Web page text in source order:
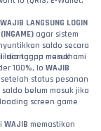
WAJIB LANGSUNG LOGIN
agar sistem
saldo secara
luar tanpa masuk
dianggap memahami
100%, lo WAJIB
setelah status pesanan
belum masuk jika
screen game
WAJIB memastikan